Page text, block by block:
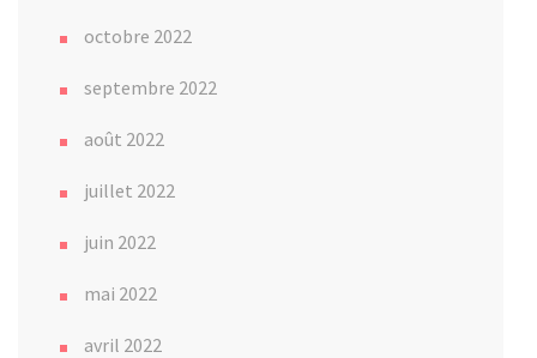
octobre 2022
septembre 2022
août 2022
juillet 2022
juin 2022
mai 2022
avril 2022